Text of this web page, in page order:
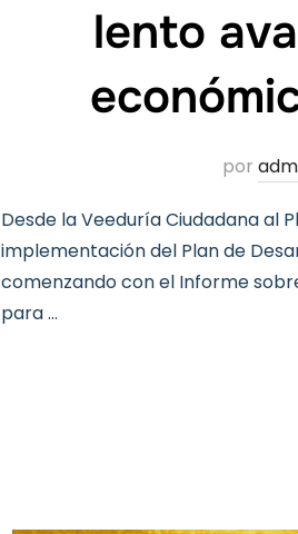
lento
por
Desde la Veeduría Ciudadana al
implementación del Plan de
comenzando con el Informe
para …